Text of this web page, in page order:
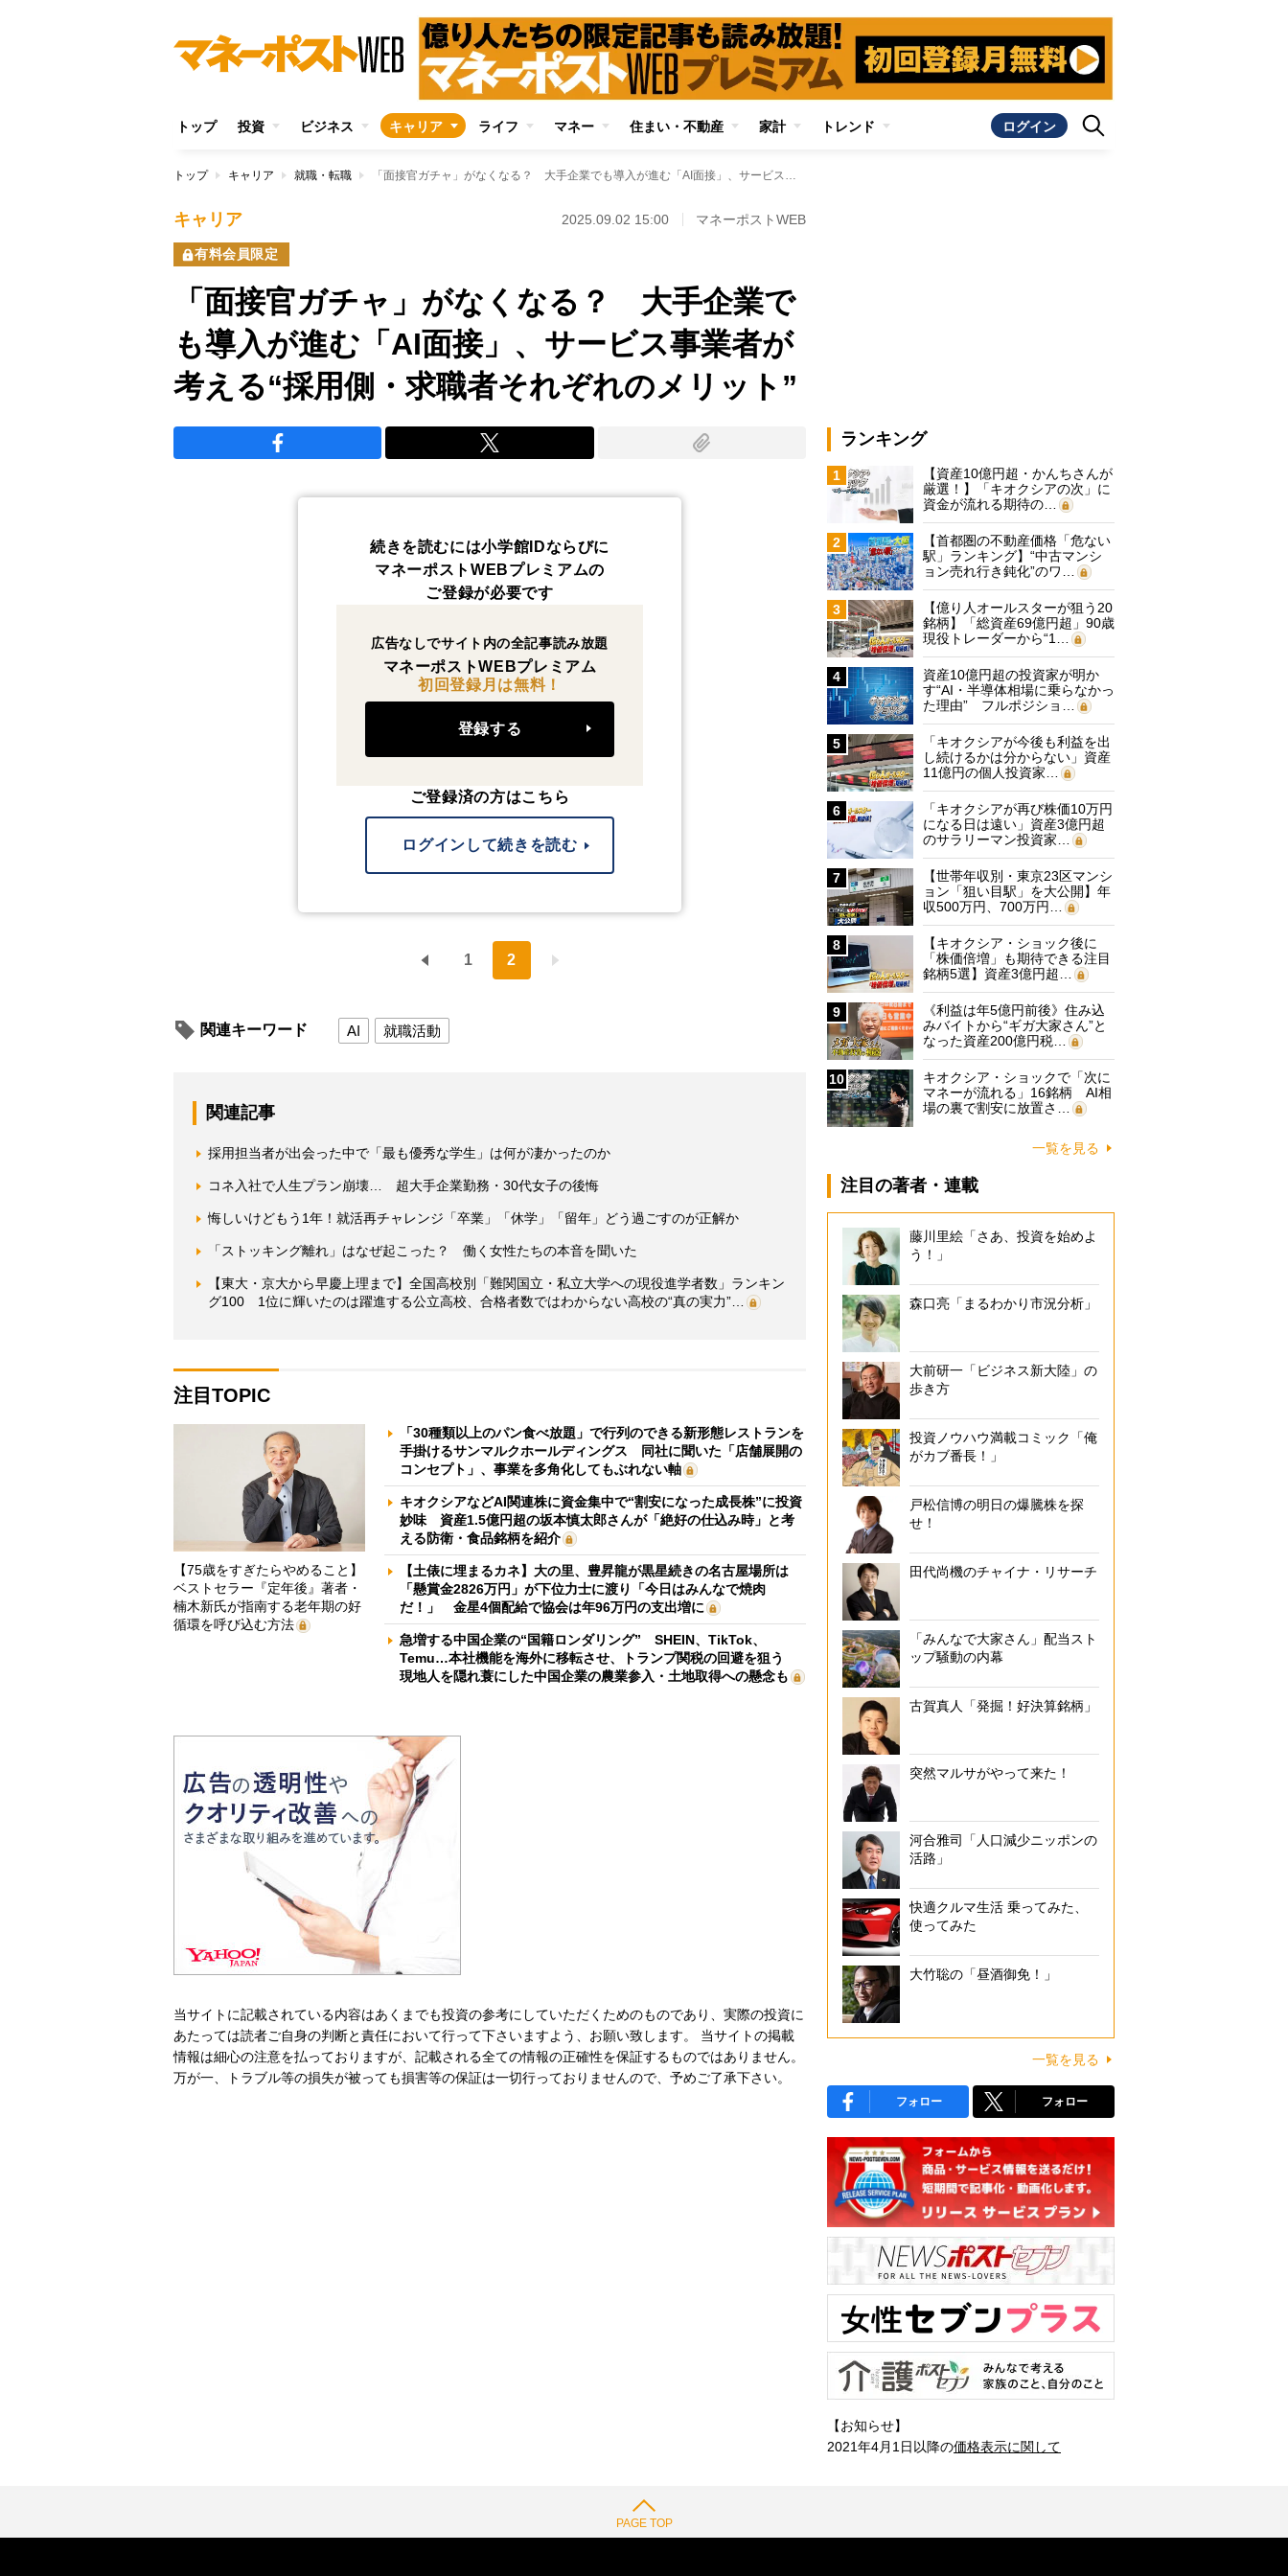
トップ 投資 ビジネス キャリア ライフ マネー 住まい・不動産 家計 トレンド ログイン
トップ キャリア 就職・転職 「面接官ガチャ」がなくなる？ 大手企業でも導入が進む「AI面接」、サービス事業者が考える“採用側・求職者それぞれのメリット”
キャリア 2025.09.02 15:00 マネーポストWEB
有料会員限定
「面接官ガチャ」がなくなる？ 大手企業で
も導入が進む「AI面接」、サービス事業者が
考える“採用側・求職者それぞれのメリット”
続きを読むには小学館IDならびに
マネーポストWEBプレミアムの
ご登録が必要です
広告なしでサイト内の全記事読み放題
マネーポストWEBプレミアム
初回登録月は無料！
登録する
ご登録済の方はこちら
ログインして続きを読む
1 2
関連キーワード AI 就職活動
関連記事
採用担当者が出会った中で「最も優秀な学生」は何が凄かったのか
コネ入社で人生プラン崩壊… 超大手企業勤務・30代女子の後悔
悔しいけどもう1年！就活再チャレンジ「卒業」「休学」「留年」どう過ごすのが正解か
「ストッキング離れ」はなぜ起こった？ 働く女性たちの本音を聞いた
【東大・京大から早慶上理まで】全国高校別「難関国立・私立大学への現役進学者数」ランキン
グ100 1位に輝いたのは躍進する公立高校、合格者数ではわからない高校の“真の実力”…
注目TOPIC
【75歳をすぎたらやめること】
ベストセラー『定年後』著者・
楠木新氏が指南する老年期の好
循環を呼び込む方法
「30種類以上のパン食べ放題」で行列のできる新形態レストランを
手掛けるサンマルクホールディングス 同社に聞いた「店舗展開の
コンセプト」、事業を多角化してもぶれない軸
キオクシアなどAI関連株に資金集中で“割安になった成長株”に投資
妙味 資産1.5億円超の坂本慎太郎さんが「絶好の仕込み時」と考
える防衛・食品銘柄を紹介
【土俵に埋まるカネ】大の里、豊昇龍が黒星続きの名古屋場所は
「懸賞金2826万円」が下位力士に渡り「今日はみんなで焼肉
だ！」 金星4個配給で協会は年96万円の支出増に
急増する中国企業の“国籍ロンダリング” SHEIN、TikTok、
Temu…本社機能を海外に移転させ、トランプ関税の回避を狙う
現地人を隠れ蓑にした中国企業の農業参入・土地取得への懸念も
当サイトに記載されている内容はあくまでも投資の参考にしていただくためのものであり、実際の投資に
あたっては読者ご自身の判断と責任において行って下さいますよう、お願い致します。 当サイトの掲載
情報は細心の注意を払っておりますが、記載される全ての情報の正確性を保証するものではありません。
万が一、トラブル等の損失が被っても損害等の保証は一切行っておりませんので、予めご了承下さい。
ランキング
1
【資産10億円超・かんちさんが
厳選！】「キオクシアの次」に
資金が流れる期待の…
2
【首都圏の不動産価格「危ない
駅」ランキング】“中古マンシ
ョン売れ行き鈍化”のワ…
3
【億り人オールスターが狙う20
銘柄】「総資産69億円超」90歳
現役トレーダーから“1…
4
資産10億円超の投資家が明か
す“AI・半導体相場に乗らなかっ
た理由” フルポジショ…
5
「キオクシアが今後も利益を出
し続けるかは分からない」資産
11億円の個人投資家…
6
「キオクシアが再び株価10万円
になる日は遠い」資産3億円超
のサラリーマン投資家…
7
【世帯年収別・東京23区マンシ
ョン「狙い目駅」を大公開】年
収500万円、700万円…
8
【キオクシア・ショック後に
「株価倍増」も期待できる注目
銘柄5選】資産3億円超…
9
《利益は年5億円前後》住み込
みバイトから“ギガ大家さん”と
なった資産200億円税…
10
キオクシア・ショックで「次に
マネーが流れる」16銘柄 AI相
場の裏で割安に放置さ…
一覧を見る
注目の著者・連載
藤川里絵「さあ、投資を始めよ
う！」
森口亮「まるわかり市況分析」
大前研一「ビジネス新大陸」の
歩き方
投資ノウハウ満載コミック「俺
がカブ番長！」
戸松信博の明日の爆騰株を探
せ！
田代尚機のチャイナ・リサーチ
「みんなで大家さん」配当スト
ップ騒動の内幕
古賀真人「発掘！好決算銘柄」
突然マルサがやって来た！
河合雅司「人口減少ニッポンの
活路」
快適クルマ生活 乗ってみた、
使ってみた
大竹聡の「昼酒御免！」
一覧を見る
フォロー フォロー
【お知らせ】
2021年4月1日以降の価格表示に関して
PAGE TOP